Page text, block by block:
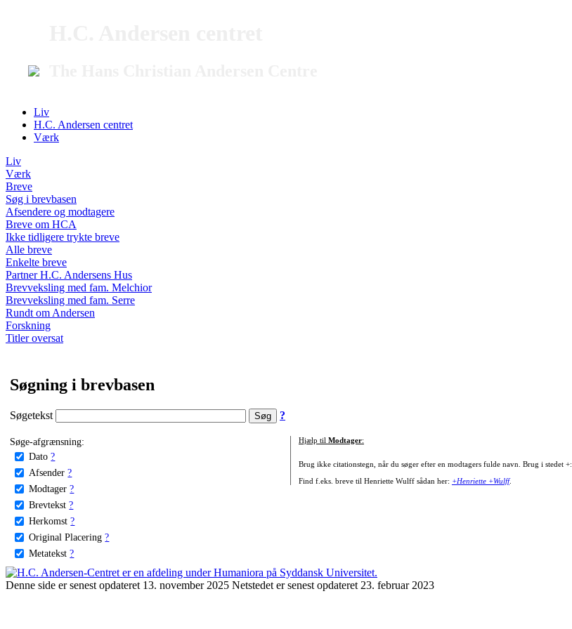
Liv
H.C. Andersen centret
Værk
Liv
Værk
Breve
Søg i brevbasen
Afsendere og modtagere
Breve om HCA
Ikke tidligere trykte breve
Alle breve
Enkelte breve
Partner H.C. Andersens Hus
Brevveksling med fam. Melchior
Brevveksling med fam. Serre
Rundt om Andersen
Forskning
Titler oversat
Søgning i brevbasen
Søgetekst ?
Søge-afgrænsning:
Dato ?
Afsender ?
Modtager ?
Brevtekst ?
Herkomst ?
Original Placering ?
Metatekst ?
Hjælp til Modtager:
Brug ikke citationstegn, når du søger efter en modtagers fulde navn. Brug i stedet +:
Find f.eks. breve til Henriette Wulff sådan her: +Henriette +Wulff.
Denne side er senest opdateret 13. november 2025 Netstedet er senest opdateret 23. februar 2023